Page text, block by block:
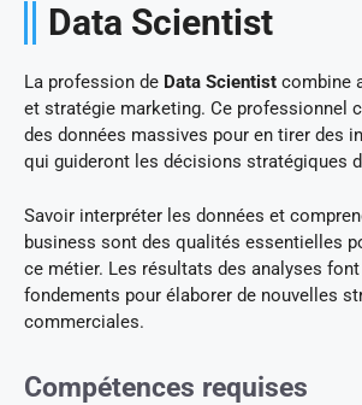
Data Scientist
La profession de Data Scientist combine
et stratégie marketing. Ce professionnel
des données massives pour en tirer des
qui guideront les décisions stratégiques
Savoir interpréter les données et
business sont des qualités essentielles
ce métier. Les résultats des analyses
fondements pour élaborer de nouvelles
commerciales.
Compétences requises